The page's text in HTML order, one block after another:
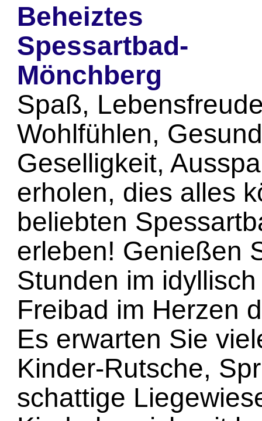
Beheiztes
Spessartbad-
Mönchberg
Spaß,
Wohlfühlen,
Geselligkeit,
erholen, dies alles
beliebten
erleben! Genießen
Stunden im
Freibad im Herzen
Es erwarten Sie
Kinder-Rutsche,
schattige